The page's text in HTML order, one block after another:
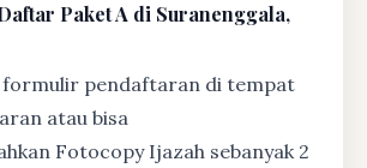
Paket A di Suranenggala,
formulir pendaftaran di tempat
atau bisa
Fotocopy Ijazah sebanyak 2